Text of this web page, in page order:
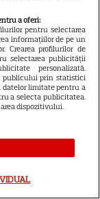
9
la 6/49,
a oferi:
pentru selectarea
informațiilor de pe un
Crearea profilurilor de
selectarea publicității
personalizată.
publicului prin statistici
datelor limitate pentru a
a selecta publicitatea.
dispozitivului.